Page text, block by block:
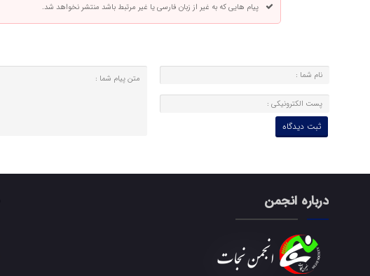
پیام هایی که به غیر از زبان فارسی یا غیر مرتبط باشد منتشر نخواهد شد.
درباره انجمن